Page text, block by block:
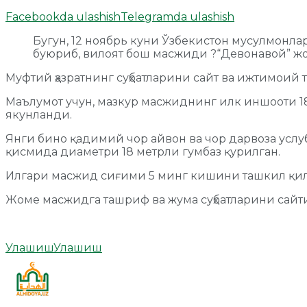
Facebookda ulashishTelegramda ulashish
Бугун, 12 ноябрь куни Ўзбекистон
буюриб, вилоят бош масжиди ?“Девонавой”
Муфтий ҳазратнинг суҳбатларини сайт ва
Маълумот учун, мазкур масжиднинг илк
якунланди.
Янги бино қадимий чор айвон ва чор дарвоза
қисмида диаметри 18 метрли гумбаз қурилган.
Илгари масжид сиғими 5 минг кишини ташкил
Жоме масжидга ташриф ва жума суҳбатларини
УлашишУлашиш